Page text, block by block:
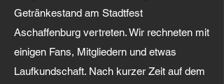
Getränkestand am Stadtfest
Aschaffenburg vertreten. Wir rechneten mit
einigen Fans, Mitgliedern und etwas
Laufkundschaft. Nach kurzer Zeit auf dem